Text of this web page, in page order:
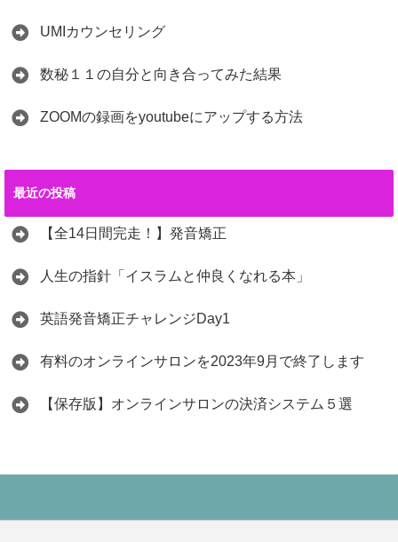
UMIカウンセリング
数秘１１の自分と向き合ってみた結果
ZOOMの録画をyoutubeにアップする方法
最近の投稿
【全14日間完走！】発音矯正
人生の指針「イスラムと仲良くなれる本」
英語発音矯正チャレンジDay1
有料のオンラインサロンを2023年9月で終了します
【保存版】オンラインサロンの決済システム５選